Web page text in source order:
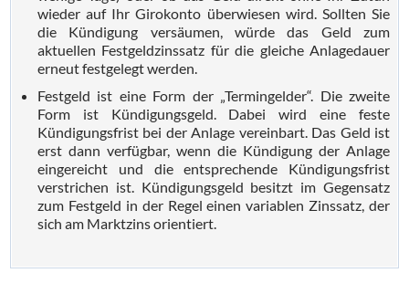
wieder auf Ihr Girokonto überwiesen wird. Sollten Sie
die Kündigung versäumen, würde das Geld zum
aktuellen Festgeldzinssatz für die gleiche Anlagedauer
erneut festgelegt werden.
Festgeld ist eine Form der „Termingelder“. Die zweite
Form ist Kündigungsgeld. Dabei wird eine feste
Kündigungsfrist bei der Anlage vereinbart. Das Geld ist
erst dann verfügbar, wenn die Kündigung der Anlage
eingereicht und die entsprechende Kündigungsfrist
verstrichen ist. Kündigungsgeld besitzt im Gegensatz
zum Festgeld in der Regel einen variablen Zinssatz, der
sich am Marktzins orientiert.